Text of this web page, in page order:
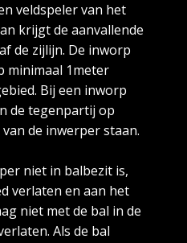
veldspeler van het
krijgt de aanvallende
de zijlijn. De inworp
minimaal 1meter
Bij een inworp
de tegenpartij op
de inwerper staan.
niet in balbezit is,
verlaten en aan het
niet met de bal in de
Als de bal